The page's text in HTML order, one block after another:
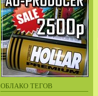
ОБЛАКО ТЕГОВ